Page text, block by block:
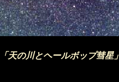
「天の川とヘールボップ彗星」